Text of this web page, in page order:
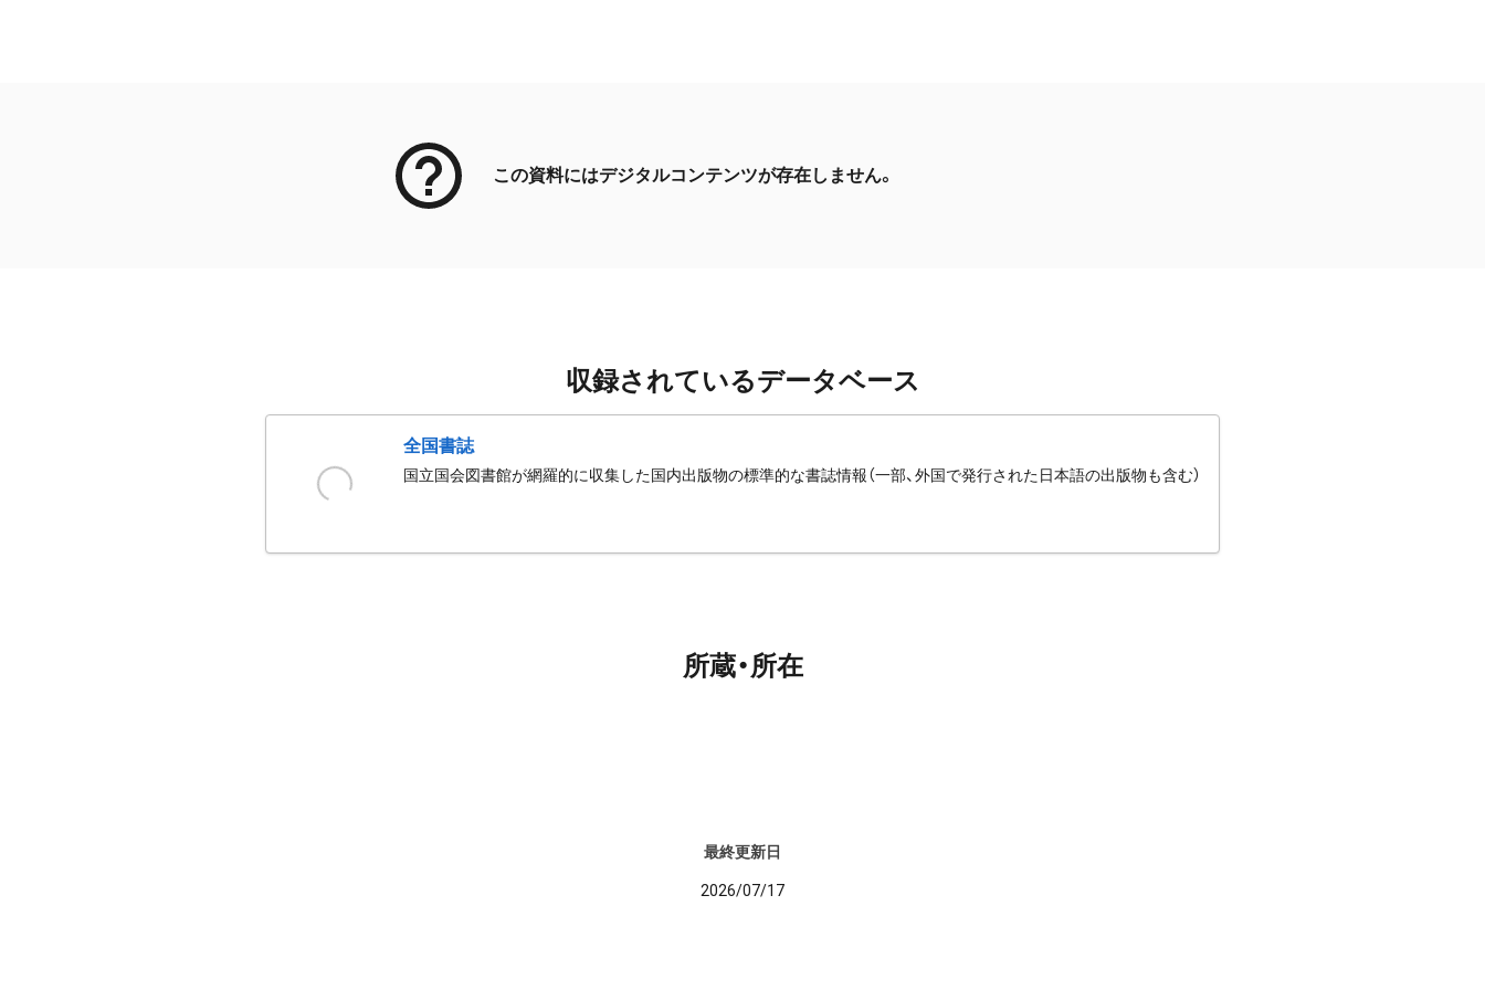
この資料にはデジタルコンテンツが存在しません。
収録されているデータベース
全国書誌
国立国会図書館が網羅的に収集した国内出版物の標準的な書誌情報（一部、外国で発行された日本語の出版物も含む）
所蔵・所在
最終更新日
2026/07/17